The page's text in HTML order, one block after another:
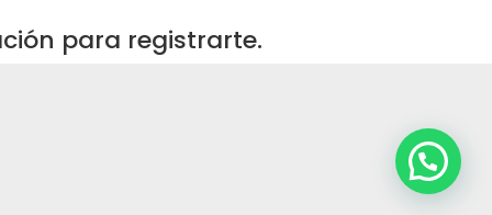
para registrarte.